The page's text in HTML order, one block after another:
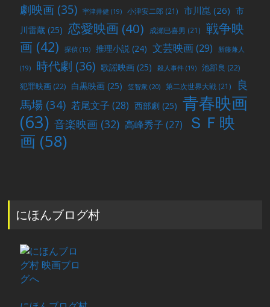
劇映画 (35) 宇津井健 (19) 小津安二郎 (21) 市川崑 (26) 市
川雷蔵 (25) 恋愛映画 (40) 成瀬巳喜男 (21)
戦争映
画 (42) 探偵 (19) 推理小説 (24) 文芸映画(29) 新藤兼人
(19) 時代劇 (36) 歌謡映画 (25) 殺人事件 (19) 池部良 (22)
犯罪映画 (22) 白黒映画 (25) 笠智衆 (20) 第二次世界大戦 (21)
良
馬場 (34) 若尾文子 (28) 西部劇 (25) 青春映画
(63) 音楽映画 (32) 高峰秀子 (27)
ＳＦ映
画 (58)
にほんブログ村